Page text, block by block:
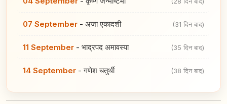
07 September - अजा एकादशी (31 दिन बाद)
11 September - भाद्रपद अमावस्या (35 दिन बाद)
14 September -गणेश चतुर्थी (38 दिन बाद)